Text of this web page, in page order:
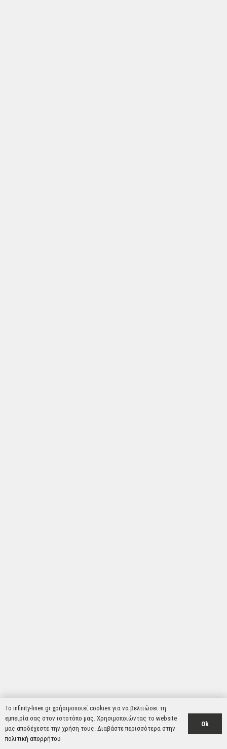
Το infinity-linen.gr χρήσιμοποιεί cookies για να βελτιώσει τη
εμπειρία σας στον ιστοτόπο μας. Χρησιμοποιώντας το website
μας αποδέχεστε την χρήση τους. Διαβάστε περισσότερα στην
πολιτική απορρήτου
Ok